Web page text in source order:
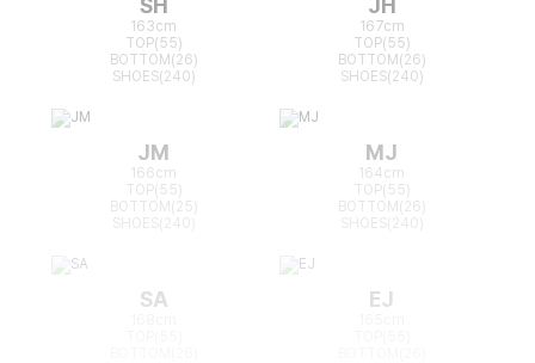
163cm
TOP(55)
BOTTOM(26)
SHOES(240)
167cm
TOP(55)
BOTTOM(26)
SHOES(240)
JM
166cm
TOP(55)
BOTTOM(25)
MJ
164cm
TOP(55)
BOTTOM(26)
SA EJ